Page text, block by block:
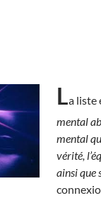
La liste
mental
mental
vérité,
ainsi que